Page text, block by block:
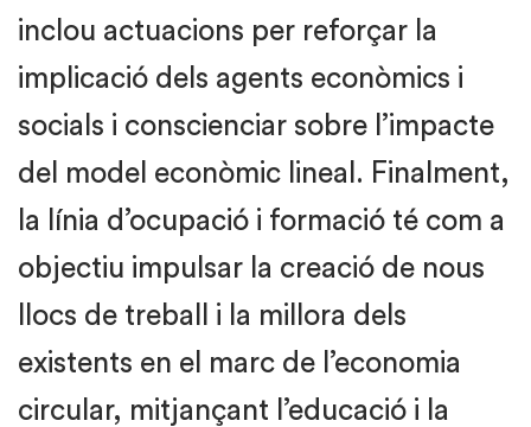
inclou actuacions per reforçar la
implicació dels agents econòmics i
socials i conscienciar sobre l’impacte
del model econòmic lineal. Finalment,
la línia d’ocupació i formació té com a
objectiu impulsar la creació de nous
llocs de treball i la millora dels
existents en el marc de l’economia
circular, mitjançant l’educació i la